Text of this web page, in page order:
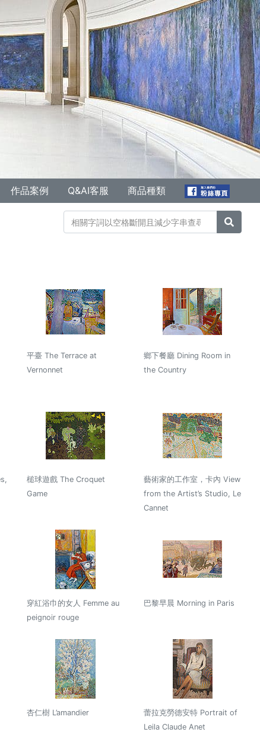
作品案例 Q&AI客服 商品種類
搜尋
平臺 The Terrace at
Vernonnet
鄉下餐廳 Dining Room in
the Country
槌球遊戲 The Croquet
Game
藝術家的工作室，卡內 View
from the Artist’s Studio, Le
Cannet
穿紅浴巾的女人 Femme au
peignoir rouge
巴黎早晨 Morning in Paris
杏仁樹 L’amandier
蕾拉克勞德安特 Portrait of
Leila Claude Anet